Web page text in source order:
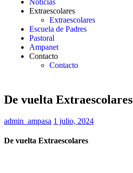
Noticias
Extraescolares
Extraescolares
Escuela de Padres
Pastoral
Ampanet
Contacto
Contacto
De vuelta Extraescolares
admin_ampasa 1 julio, 2024
De vuelta Extraescolares